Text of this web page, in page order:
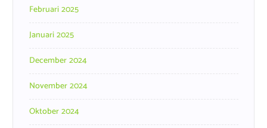
Februari 2025
Januari 2025
December 2024
November 2024
Oktober 2024